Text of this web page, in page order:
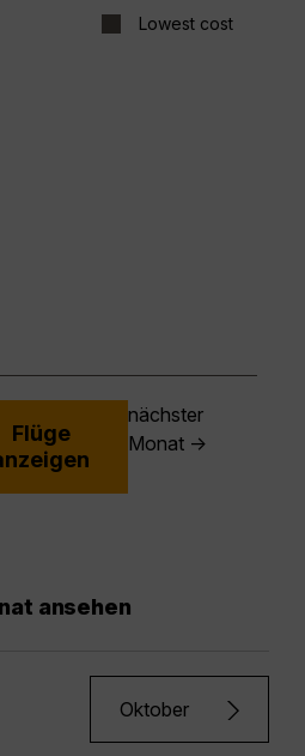
Lowest cost
Flüge
nächster
Monat →
ansehen
Oktober